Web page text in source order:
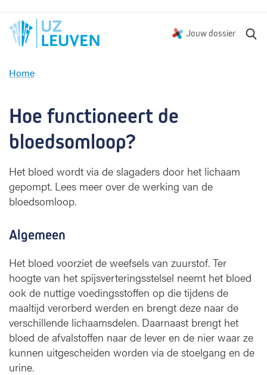
Jouw dossier
Home
f
u
n
t
i
o
e
t
d
e
b
l
o
e
d
Hoe functioneert de
bloedsomloop?
Het bloed wordt via de slagaders door het lichaam
gepompt. Lees meer over de werking van de
bloedsomloop.
Algemeen
Het bloed voorziet de weefsels van zuurstof. Ter
hoogte van het spijsverteringsstelsel neemt het bloed
ook de nuttige voedingsstoffen op die tijdens de
maaltijd verorberd werden en brengt deze naar de
verschillende lichaamsdelen. Daarnaast brengt het
bloed de afvalstoffen naar de lever en de nier waar ze
kunnen uitgescheiden worden via de stoelgang en de
urine.